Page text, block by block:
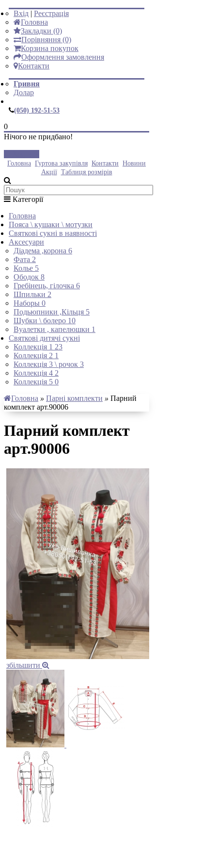
Вхід | Реєстрація
Головна
Закладки (0)
Порівняння (0)
Корзина покупок
Оформлення замовлення
Контакти
Гривня
Долар
(050) 192-51-53
0
Нічого не придбано!
Головна Гуртова закупівля Контакти Новини
Акції Таблиця розмірів
Категорії
Головна
Пояса \ кушаки \ мотузки
Святкові сукні в наявності
Аксесуари
Діадема ,корона 6
Фата 2
Колье 5
Ободок 8
Гребінець, гілочка 6
Шпильки 2
Наборы 0
Подьюпники ,Кільця 5
Шубки \ болеро 10
Вуалетки , капелюшки 1
Святкові дитячі сукні
Коллекція 1 23
Коллекція 2 1
Коллекція 3 \ рочок 3
Коллекція 4 2
Коллекція 5 0
Головна » Парні комплекти » Парний
комплект арт.90006
Парний комплект
арт.90006
збільшити